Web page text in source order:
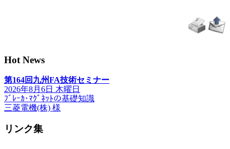
Hot News
第164回九州FA技術セミナー
2026年8月6日 木曜日
ﾌﾞﾚｰｶ･ﾏｸﾞﾈｯﾄの基礎知識
三菱電機(株) 様
リンク集